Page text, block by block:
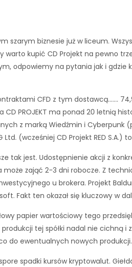
szarym biznesie już w liceum.
kupić CD Projekt na pewno
odpowiemy na pytania jak i gdzie
CFD z tym dostawcą…….
PROJEKT ma ponad 20 letnią
z marką Wiedźmin i Cyberpunk
(wcześniej CD Projekt RED S.A.)
tak jest. Udostępnienie akcji z
zająć 2-3 dni robocze. Z
u brokera. Projekt
Fakt ten okazał się kluczowy w
papier wartościowy tego
tej spółki nadal nie cichną i
do ewentualnych nowych produkcji.
spadki kursów kryptowalut.